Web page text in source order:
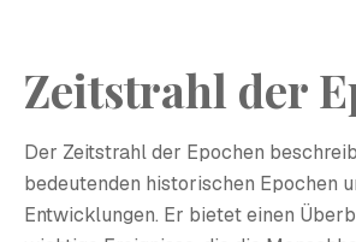
Zeitstrahl der
Der Zeitstrahl der Epochen
bedeutenden historischen Epochen
Entwicklungen. Er bietet einen